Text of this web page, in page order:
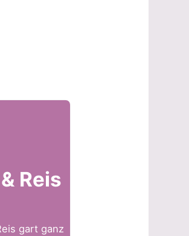
Reis
gart ganz